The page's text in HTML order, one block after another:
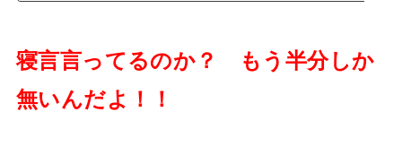
寝言言ってるのか？ もう半分しか
無いんだよ！！